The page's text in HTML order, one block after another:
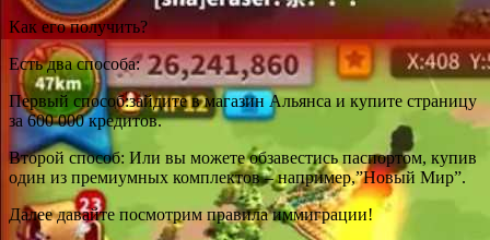
Как его получить?
Есть два способа:
Первый способ:зайдите в магазин Альянса и купите страницу
за 600 000 кредитов.
Второй способ: Или вы можете обзавестись паспортом, купив
один из премиумных комплектов – например,”Новый Мир”.
Далее давайте посмотрим правила иммиграции!